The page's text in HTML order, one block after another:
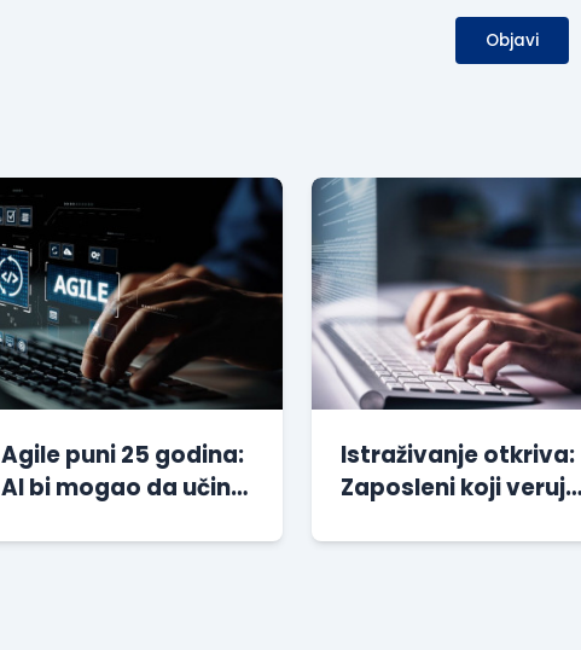
Objavi
Agile puni 25 godina:
AI bi mogao da učini
Istraživanje otkriva:
Zaposleni koji veruju